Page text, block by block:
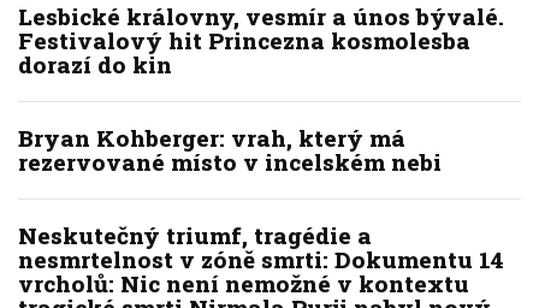
Lesbické královny, vesmír a únos bývalé.
Festivalový hit Princezna kosmolesba
dorazí do kin
Bryan Kohberger: vrah, který má
rezervované místo v incelském nebi
Neskutečný triumf, tragédie a
nesmrtelnost v zóně smrti: Dokumentu 14
vrcholů: Nic není nemožné v kontextu